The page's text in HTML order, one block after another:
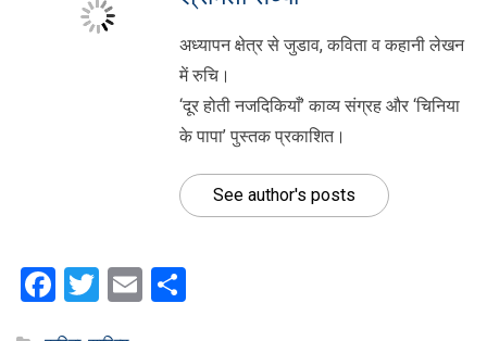
अध्यापन क्षेत्र से जुडाव, कविता व कहानी लेखन
में रुचि।
‘दूर होती नजदिकियाँ’ काव्य संग्रह और ‘चिनिया
के पापा’ पुस्तक प्रकाशित।
See author's posts
Facebook
Twitter
Email